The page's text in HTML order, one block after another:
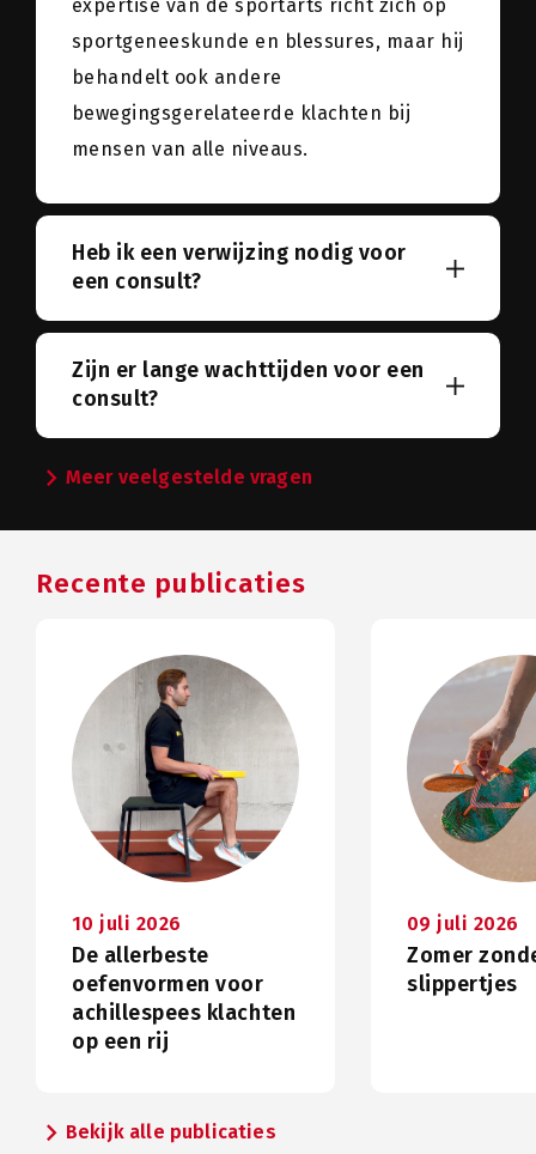
expertise van de sportarts richt zich op
sportgeneeskunde en blessures, maar hij
behandelt ook andere
bewegingsgerelateerde klachten bij
mensen van alle niveaus.
Heb ik een verwijzing nodig voor
een consult?
Zijn er lange wachttijden voor een
consult?
chevron_rightMeer veelgestelde vragen
Recente publicaties
10 juli 2026
De allerbeste
oefenvormen voor
achillespees klachten
op een rij
09 juli 2026
Zomer
slippertjes
chevron_rightBekijk alle publicaties